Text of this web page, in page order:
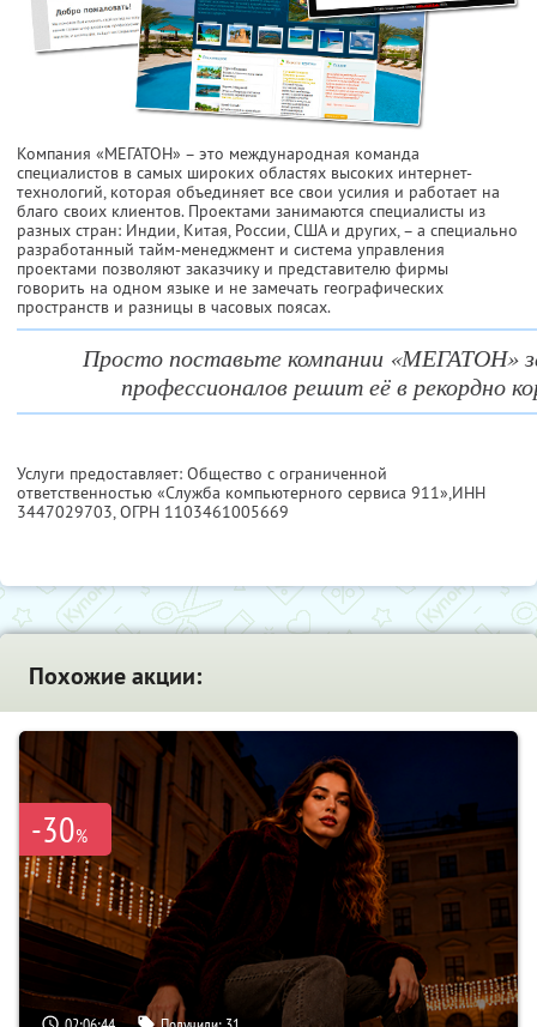
Компания «МЕГАТОН» – это международная команда
специалистов в самых широких областях высоких интернет-
технологий, которая объединяет все свои усилия и работает на
благо своих клиентов. Проектами занимаются специалисты из
разных стран: Индии, Китая, России, США и других, – а специально
разработанный тайм-менеджмент и система управления
проектами позволяют заказчику и представителю фирмы
говорить на одном языке и не замечать географических
пространств и разницы в часовых поясах.
Просто поставьте компании «МЕГАТОН»
профессионалов решит её в рекордно
Услуги предоставляет: Общество с ограниченной
ответственностью «Служба компьютерного сервиса 911»,ИНН
3447029703, ОГРН 1103461005669
Похожие акции:
-30%